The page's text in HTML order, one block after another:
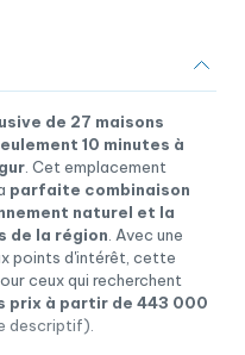
de 27 maisons
10 minutes à
. Cet emplacement
parfaite combinaison
naturel et la
de la région . Avec une
points d'intérêt, cette
ceux qui recherchent
prix à partir de 443 000
descriptif).